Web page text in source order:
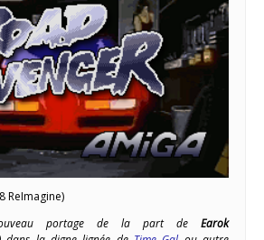
ReImagine)
portage de la part de Earok